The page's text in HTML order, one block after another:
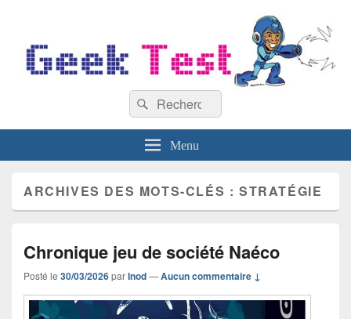
Recherche :
Rechercher
Menu
ARCHIVES DES MOTS-CLÉS :STRATÉGIE
Chronique jeu de société Naéco
Posté le 30/03/2026parInod—Aucun commentaire ↓